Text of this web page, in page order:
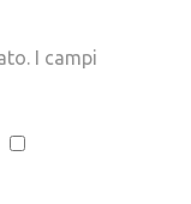
I campi